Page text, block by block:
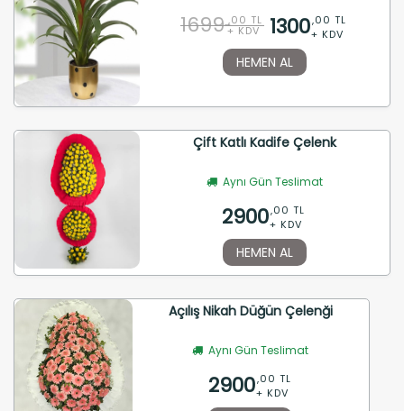
1699 ,00 TL
+ KDV 1300,00 TL
+ KDV
HEMEN AL
Çift Katlı Kadife Çelenk
Aynı Gün Teslimat
2900,00 TL
+ KDV
HEMEN AL
Açılış Nikah Düğün Çelenği
Aynı Gün Teslimat
2900,00 TL
+ KDV